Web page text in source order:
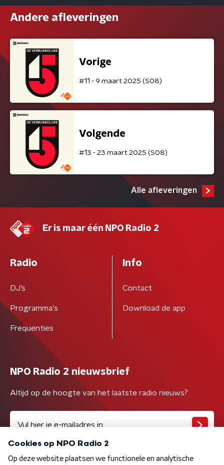
Andere afleveringen
Vorige
#11 - 9 maart 2025 (S08)
Volgende
#13 - 23 maart 2025 (S08)
Alle afleveringen
Er is maar één NPO Radio 2
Radio
DJ’s
Programma's
Frequenties
Info
Contact
Download de app
NPO Radio 2 nieuwsbrief
Altijd op de hoogte van het laatste radio nieuws?